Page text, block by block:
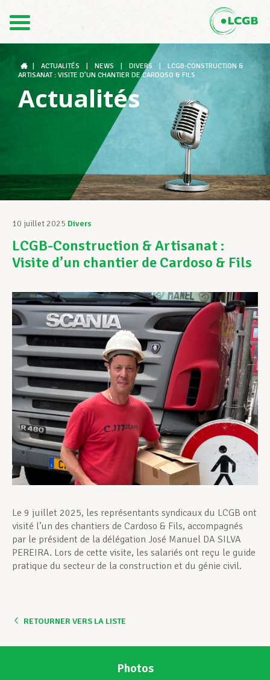
DE
Le LCGB
Structures syndicales
Assistance au Travail
Vos droits
Assistance en vie privée
Développement professionnel
Devenir Membre
Actualités
ACTUALITÉS NEWS DIVERS
LCGB-CONSTRUCTION &
ARTISANAT : VISITE D’UN CHANTIER DE CARDOSO & FILS
Actualités
10 juillet 2025 Divers
LCGB-Construction & Artisanat :
Visite d’un chantier de Cardoso & Fils
Le 9 juillet 2025, les représentants syndicaux du LCGB ont
visité l’un des chantiers de Cardoso & Fils, accompagnés
par le président de la délégation José Manuel DA SILVA
PEREIRA. Lors de cette visite, les salariés ont reçu le guide
pratique du secteur de la construction et du génie civil.
RETOURNER VERS LA LISTE
Photos